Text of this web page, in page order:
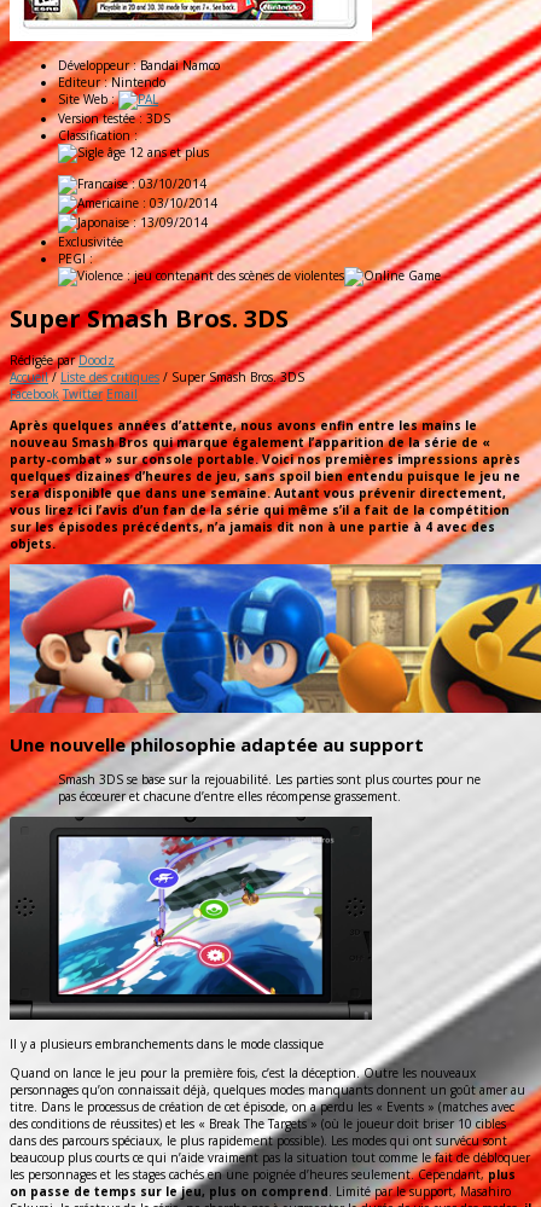
Développeur :Bandai Namco
Editeur :Nintendo
Site Web :
Version testée :3DS
Classification :
: 03/10/2014
: 03/10/2014
: 13/09/2014
Exclusivitée
PEGI :
Super Smash Bros. 3DS
Rédigée parDoodz
Accueil / Liste des critiques / Super Smash Bros. 3DS
Facebook Twitter Email
Après quelques années d’attente, nous avons enfin entre les mains le
nouveau Smash Bros qui marque également l’apparition de la série de «
party-combat » sur console portable. Voici nos premières impressions après
quelques dizaines d’heures de jeu, sans spoil bien entendu puisque le jeu ne
sera disponible que dans une semaine. Autant vous prévenir directement,
vous lirez ici l’avis d’un fan de la série qui même s’il a fait de la compétition
sur les épisodes précédents, n’a jamais dit non à une partie à 4 avec des
objets.
Une nouvelle philosophie adaptée au support
Smash 3DS se base sur la rejouabilité. Les parties sont plus courtes pour ne
pas écœurer et chacune d’entre elles récompense grassement.
Il y a plusieurs embranchements dans le mode classique
Quand on lance le jeu pour la première fois, c’est la déception. Outre les nouveaux
personnages qu’on connaissait déjà, quelques modes manquants donnent un goût amer au
titre. Dans le processus de création de cet épisode, on a perdu les « Events » (matches avec
des conditions de réussites) et les « Break The Targets » (où le joueur doit briser 10 cibles
dans des parcours spéciaux, le plus rapidement possible). Les modes qui ont survécu sont
beaucoup plus courts ce qui n’aide vraiment pas la situation tout comme le fait de débloquer
les personnages et les stages cachés en une poignée d’heures seulement. Cependant,plus
on passe de temps sur le jeu, plus on comprend. Limité par le support, Masahiro